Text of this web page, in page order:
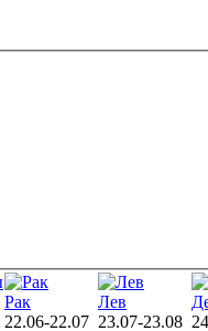
Рак
22.06-22.07
Лев
23.07-23.08